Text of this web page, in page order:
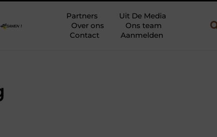
Partners
Uit De Media
Over ons
Ons team
Contact
Aanmelden